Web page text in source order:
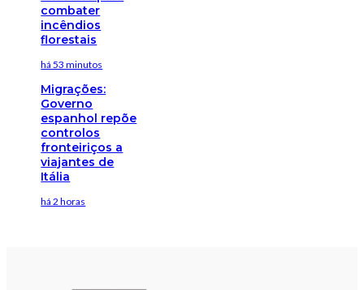
combater
incêndios
florestais
há 53 minutos
Migrações:
Governo
espanhol repõe
controlos
fronteiriços a
viajantes de
Itália
há 2 horas